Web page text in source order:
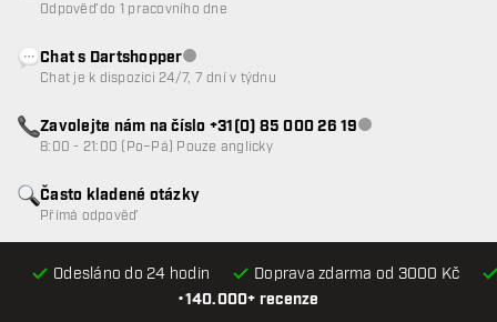
•140.000+ recenze
Odesláno do 24 hodin Doprava zdarma od 3000 Kč
Často kladené otázky
Přímá odpověď
Odpověď do 1 pracovního dne
Chat s DartshopperZákaznický servis nedostupný
Chat je k dispozici 24/7, 7 dní v týdnu
Zavolejte nám na číslo +31(0) 85 000 26 19Zákaznický servis
8:00 - 21:00 (Po–Pá) Pouze anglicky